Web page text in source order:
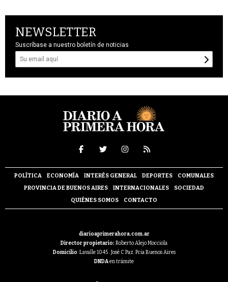
NEWSLETTER
Suscríbase a nuestro boletín de noticias
POLÍTICA ECONOMÍA INTERÉS GENERAL DEPORTES
COMUNALES
PROVINCIA DE BUENOS AIRES
INTERNACIONALES
SOCIEDAD
QUIÉNES SOMOS
CONTACTO
diarioaprimerahora.com.ar
Director propietario: Roberto Alejo Mocciola
Domicilio :Lavalle 1045 . José C Paz. Pcia Buenos Aires
DNDAen trámite